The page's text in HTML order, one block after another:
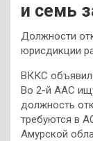
и семь
Должности
юрисдикции
ВККС
Во 2-й ААС
должность
требуются в
Амурской